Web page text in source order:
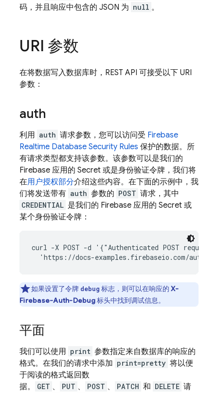
码，并且响应中包含的 JSON 为 null 。
URI 参数
在将数据写入数据库时，REST API 可接受以下 URI
参数：
auth
利用 auth 请求参数，您可以访问受 Firebase
Realtime Database Security Rules 保护的数据。所
有请求类型都支持该参数。该参数可以是我们的
Firebase 应用的 Secret 或是身份验证令牌，我们将
在用户授权部分介绍这些内容。在下面的示例中，我
们将发送带有 auth 参数的 POST 请求，其中
CREDENTIAL 是我们的 Firebase 应用的 Secret 或
某个身份验证令牌：
curl -X POST -d '{"Authenticated POST
如果设置了令牌 debug 标志，则可以在响应的 X-
Firebase-Auth-Debug标头中找到调试信息。
平面
我们可以使用 print 参数指定来自数据库的响应的
格式。在我们的请求中添加 print=pretty 将以便
于阅读的格式返回数
据。
GET 、 PUT 、 POST 、 PATCH 和 DELETE 请